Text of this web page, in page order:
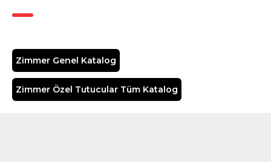
Zimmer Genel Katalog
Zimmer Özel Tutucular Tüm Katalog